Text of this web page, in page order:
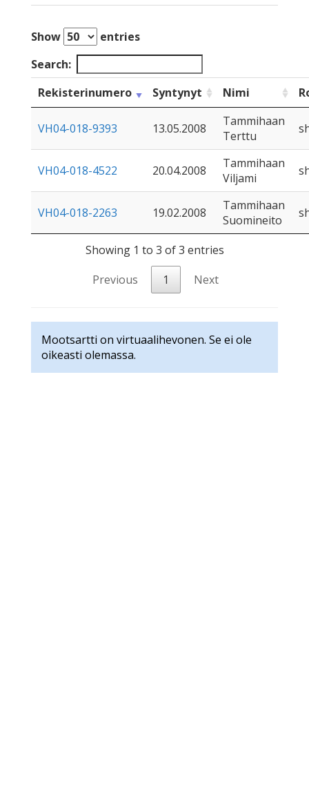
Show
entries
Search:
Rekisterinumero
Syntynyt Nimi
VH04-018-9393 13.05.2008
Tammihaan
Terttu
VH04-018-4522 20.04.2008
Tammihaan
Viljami
VH04-018-2263 19.02.2008
Tammihaan
Suomineito
Showing 1 to 3 of 3 entries
Previous
1 Next
Mootsartti on virtuaalihevonen. Se ei ole
oikeasti olemassa.